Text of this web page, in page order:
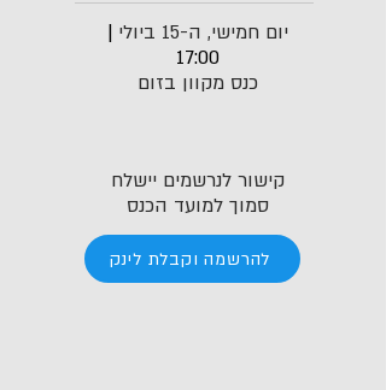
יום חמישי, ה-15 ביולי
|
17:00
כנס מקוון בזום
קישור לנרשמים יישלח
סמוך למועד הכנס
להרשמה וקבלת לינק